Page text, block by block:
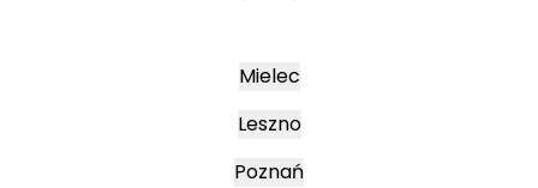
Mielec
Leszno
Poznań